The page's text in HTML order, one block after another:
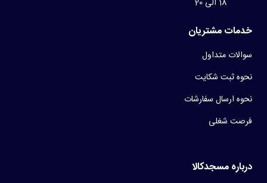
خدمات مشتریان
سوالات متداول
نحوه ثبت شکایت
نحوه ارسال سفارشات
فرصت شغلی
درباره مسجدکالا